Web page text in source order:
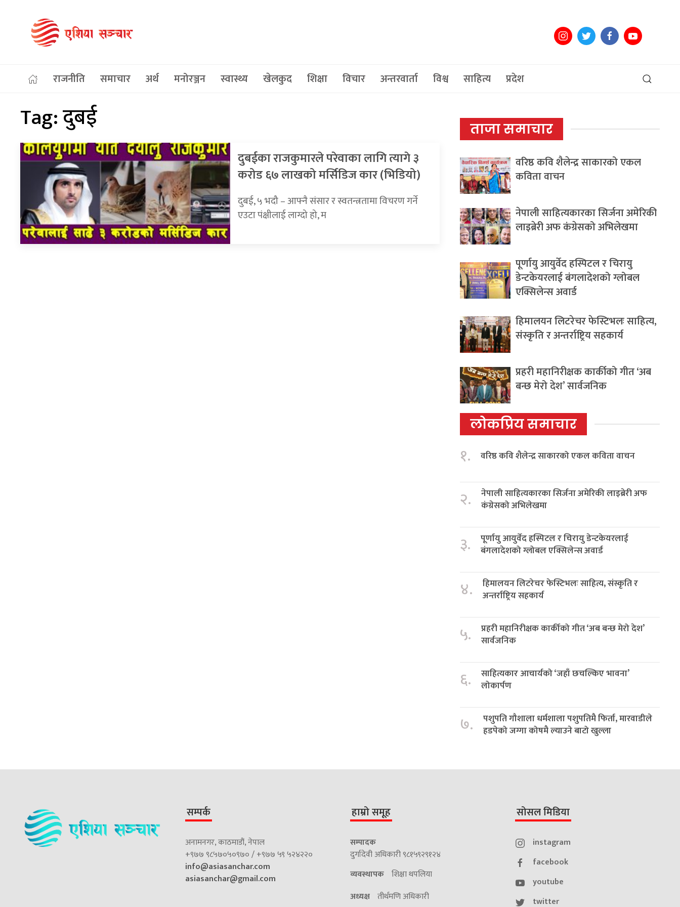
राजनीति समाचार अर्थ मनोरञ्जन स्वास्थ्य खेलकुद शिक्षा विचार अन्तरवार्ता विश्व साहित्य प्रदेश
Tag:दुबई
दुबईका राजकुमारले परेवाका लागि त्यागे ३
करोड ६७ लाखको मर्सिडिज कार (भिडियो)
दुबई, ५ भदौ – आफ्नै संसार र स्वतन्त्रतामा विचरण गर्ने
एउटा पंक्षीलाई लाग्दो हो, म
ताजा समाचार
वरिष्ठ कवि शैलेन्द्र साकारको एकल
कविता वाचन
नेपाली साहित्यकारका सिर्जना अमेरिकी
लाइब्रेरी अफ कंग्रेसको अभिलेखमा
पूर्णायु आयुर्वेद हस्पिटल र चिरायु
डेन्टकेयरलाई बंगलादेशको ग्लोबल
एक्सिलेन्स अवार्ड
हिमालयन लिटरेचर फेस्टिभलः साहित्य,
संस्कृति र अन्तर्राष्ट्रिय सहकार्य
प्रहरी महानिरीक्षक कार्कीको गीत ‘अब
बन्छ मेरो देश’ सार्वजनिक
लोकप्रिय समाचार
१. वरिष्ठ कवि शैलेन्द्र साकारको एकल कविता वाचन
२.
नेपाली साहित्यकारका सिर्जना अमेरिकी लाइब्रेरी अफ
कंग्रेसको अभिलेखमा
३.
पूर्णायु आयुर्वेद हस्पिटल र चिरायु डेन्टकेयरलाई
बंगलादेशको ग्लोबल एक्सिलेन्स अवार्ड
४.
हिमालयन लिटरेचर फेस्टिभलः साहित्य, संस्कृति र
अन्तर्राष्ट्रिय सहकार्य
५.
प्रहरी महानिरीक्षक कार्कीको गीत ‘अब बन्छ मेरो देश’
सार्वजनिक
६.
साहित्यकार आचार्यको ‘जहाँ छचल्किए भावना’
लोकार्पण
७.
पशुपति गौशाला धर्मशाला पशुपतिमै फिर्ता, मारवाडीले
हडपेको जग्गा कोषमै ल्याउने बाटो खुल्ला
सम्पर्क
अनामनगर, काठमाडौं, नेपाल
+९७७ ९८५७०५०९७० / +९७७ ५९ ५२४२२०
info@asiasanchar.com
asiasanchar@gmail.com
हाम्रो समूह
सम्पादक
दुर्गादेवी अधिकारी ९८१५९२९१२४
व्यवस्थापक शिक्षा थपलिया
अध्यक्ष तीर्थमणि अधिकारी
सोसल मिडिया
instagram
facebook
youtube
twitter